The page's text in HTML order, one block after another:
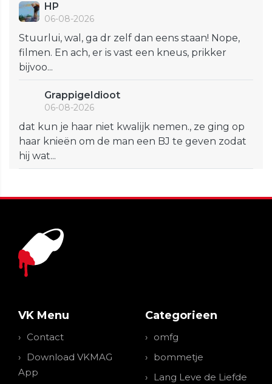
HP
06-08-2026
Stuurlui, wal, ga dr zelf dan eens staan! Nope,
filmen. En ach, er is vast een kneus, prikker
bijvoo...
GrappigeIdioot
06-08-2026
dat kun je haar niet kwalijk nemen., ze ging op
haar knieën om de man een BJ te geven zodat
hij wat...
VK Menu
Contact
Download VKMAG
App
Categorieen
omfg
bommetje
Lang Leve de Liefde